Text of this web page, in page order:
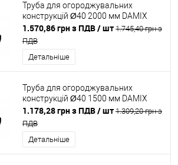
Труба для огороджувальних
конструкцій Ø40 2000 мм DAMIX
1.570,86 грн з ПДВ/ шт 1.745,40 грн з
ПДВ
Детальніше
Труба для огороджувальних
конструкцій Ø40 1500 мм DAMIX
1.178,28 грн з ПДВ/ шт 1.309,20 грн з
ПДВ
Детальніше